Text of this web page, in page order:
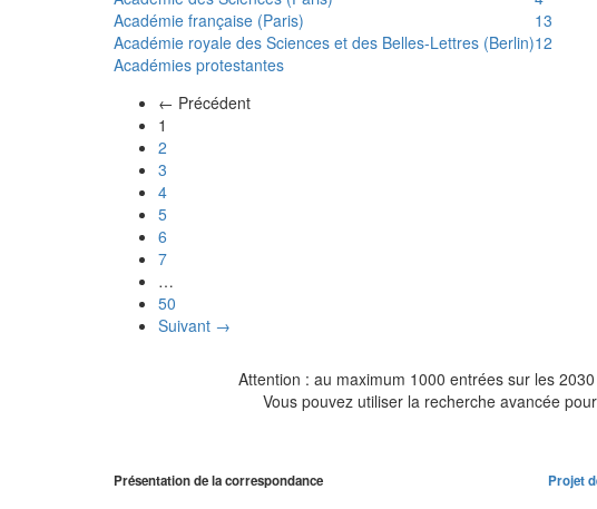
Académie française (Paris)
13
Académie royale des Sciences et des Belles-Lettres (Berlin)12
Académies protestantes
← Précédent
1
2
3
4
5
6
7
…
50
Suivant →
Attention : au maximum 1000 entrées sur les
Vous pouvez utiliser la recherche avancée
Présentation de la correspondance Projet